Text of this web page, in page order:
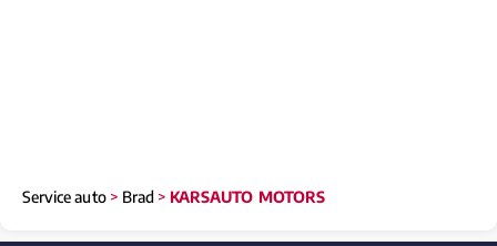
Service auto> Brad > KARSAUTO MOTORS